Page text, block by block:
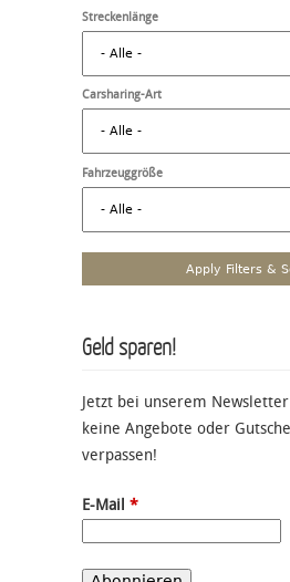
Streckenlänge
Carsharing-Art
Fahrzeuggröße
Geld sparen!
Jetzt bei unserem
keine Angebote oder
verpassen!
E-Mail *